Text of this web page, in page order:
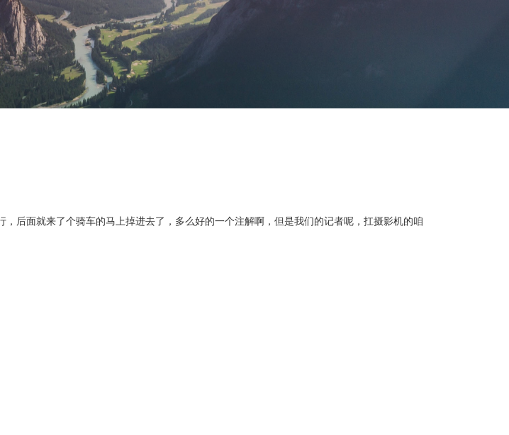
后面就来了个骑车的马上掉进去了，多么好的一个注解啊，但是我们的记者呢，扛摄影机的咱